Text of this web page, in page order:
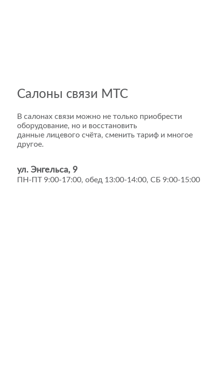
Салоны связи МТС
В салонах связи можно не только приобрести
оборудование, но и восстановить
данные лицевого счёта, сменить тариф и многое
другое.
ул. Энгельса, 9
ПН-ПТ 9:00-17:00, обед 13:00-14:00, СБ 9:00-15:00